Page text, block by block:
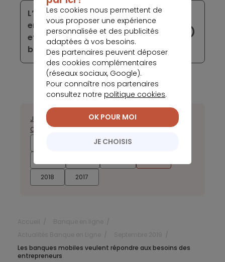
L’API de Railsbank facilite l’accès des
entreprises, des autoentrepreneurs
et professions libérales aux services
bancaires
2024
2018
2017
Janvier Avril MaiJuinJuillet
Septembre
OctobreNovembreDécembre
Les banques mobiles veulent répondre aux besoins des
entrepreneurs
Les cookies nous permettent de
vous proposer une expérience
personnalisée et des publicités
adaptées à vos besoins.
Des partenaires peuvent déposer
des cookies complémentaires
(réseaux sociaux, Google).
Pour connaître nos partenaires
consultez notre politique cookies.
JE CHOISIS
OK POUR MOI